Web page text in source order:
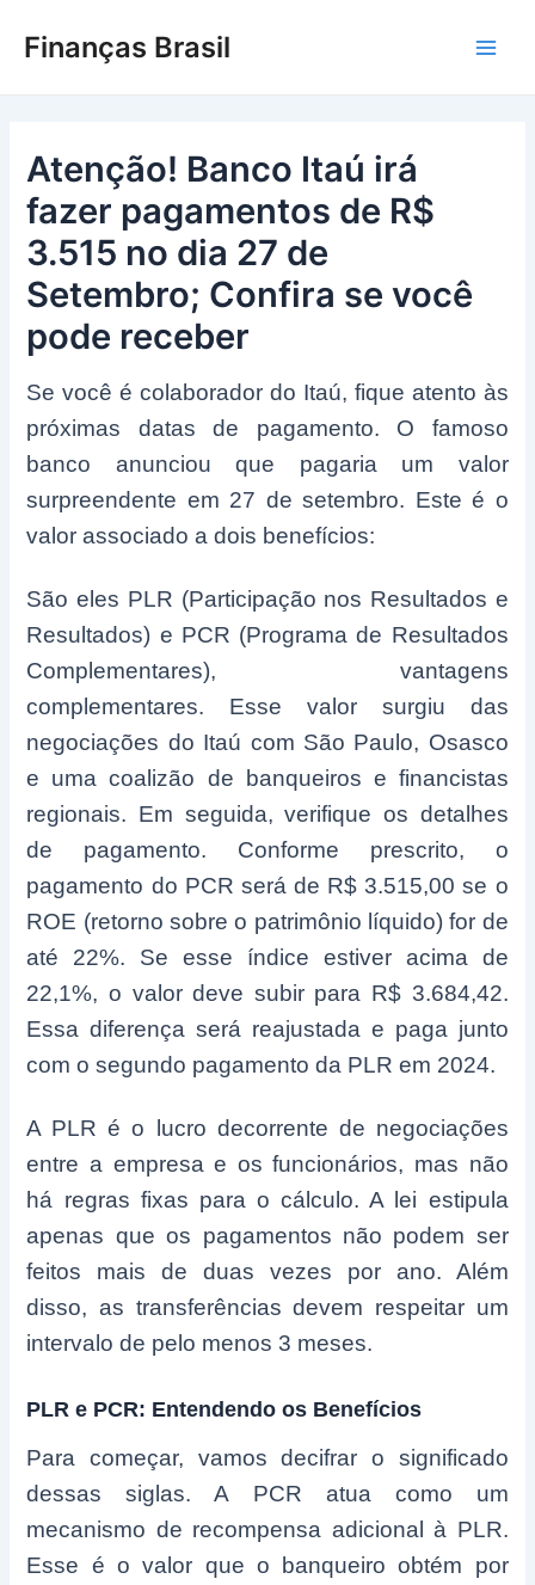
paraFinanças Brasil
Atenção! Banco Itaú irá
fazer pagamentos de R$
3.515 no dia 27 de
Setembro; Confira se você
pode receber
Se você é colaborador do Itaú, fique atento às
próximas datas de pagamento. O famoso
banco anunciou que pagaria um valor
surpreendente em 27 de setembro. Este é o
valor associado a dois benefícios:
São eles PLR (Participação nos Resultados e
Resultados) e PCR (Programa de Resultados
Complementares), vantagens
complementares. Esse valor surgiu das
negociações do Itaú com São Paulo, Osasco
e uma coalizão de banqueiros e financistas
regionais. Em seguida, verifique os detalhes
de pagamento. Conforme prescrito, o
pagamento do PCR será de R$ 3.515,00 se o
ROE (retorno sobre o patrimônio líquido) for de
até 22%. Se esse índice estiver acima de
22,1%, o valor deve subir para R$ 3.684,42.
Essa diferença será reajustada e paga junto
com o segundo pagamento da PLR em 2024.
A PLR é o lucro decorrente de negociações
entre a empresa e os funcionários, mas não
há regras fixas para o cálculo. A lei estipula
apenas que os pagamentos não podem ser
feitos mais de duas vezes por ano. Além
disso, as transferências devem respeitar um
intervalo de pelo menos 3 meses.
PLR e PCR: Entendendo os Benefícios
Para começar, vamos decifrar o significado
dessas siglas. A PCR atua como um
mecanismo de recompensa adicional à PLR.
Esse é o valor que o banqueiro obtém por